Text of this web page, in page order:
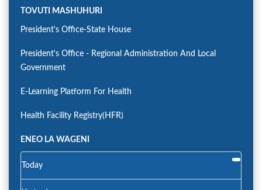
TOVUTI MASHUHURI
President's Office-State House
President's Office - Regional Administration And Local
Government
E-Learning Platform For Health
Health Facility Registry(HFR)
ENEO LA WAGENI
Today